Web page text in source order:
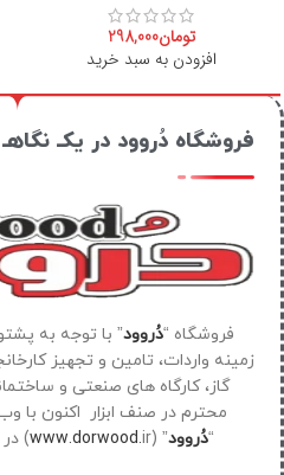
تومان298,000
افزودن به سبد خرید
فروشگاه دُروود در یکـ
فروشگاه “دُروود
زمینه واردات، تامین و تجهیز
گاز، کارگاه های صنعتی و
محترم در صنف ابزار اکنون با
“دُروود” (
www.dorwood.ir) در خدمت گذاری آماده است.